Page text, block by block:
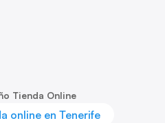
Tienda Online
online en Tenerife